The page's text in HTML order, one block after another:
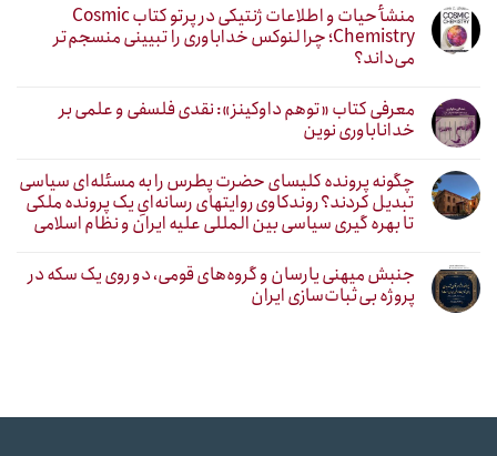
منشأ حیات و اطلاعات ژنتیکی در پرتو کتاب Cosmic
Chemistry؛ چرا لنوکس خداباوری را تبیینی منسجم‌تر
می‌داند؟
معرفی کتاب «توهم داوکینز»: نقدی فلسفی و علمی بر
خداناباوری نوین
چگونه پرونده کلیسای حضرت پطرس را به مسئله‌ای سیاسی
تبدیل کردند؟ روندکاوی روایتهای رسانه‌ایِ یک پرونده ملکی
تا بهره گیری سیاسی بین المللی علیه ایران و نظام اسلامی
جنبش میهنی یارسان و گروه‌های قومی، دو روی یک سکه در
پروژه بی‌ثبات‌سازی ایران